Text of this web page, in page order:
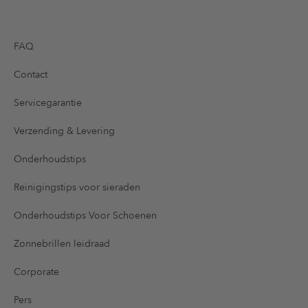
FAQ
Contact
Servicegarantie
Verzending & Levering
Onderhoudstips
Reinigingstips voor sieraden
Onderhoudstips Voor Schoenen
Zonnebrillen leidraad
Corporate
Pers